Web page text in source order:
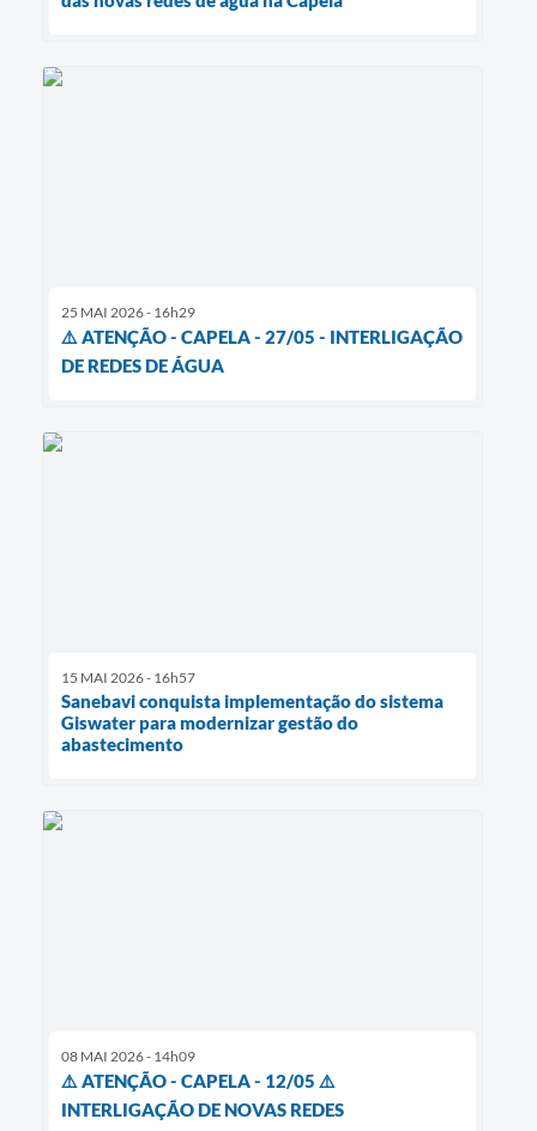
25 MAI 2026 - 16h29
⚠️ ATENÇÃO - CAPELA - 27/05 - INTERLIGAÇÃO
DE REDES DE ÁGUA
15 MAI 2026 - 16h57
Sanebavi conquista implementação do sistema
Giswater para modernizar gestão do
abastecimento
08 MAI 2026 - 14h09
⚠️ ATENÇÃO - CAPELA - 12/05 ⚠️
INTERLIGAÇÃO DE NOVAS REDES